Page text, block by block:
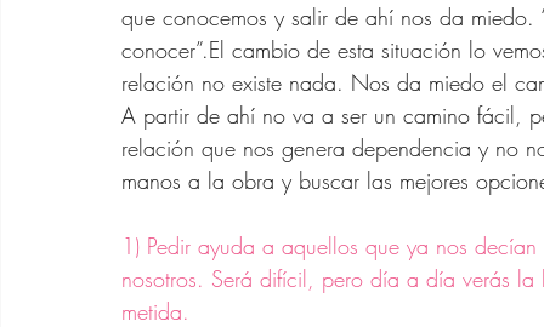
que conocemos y salir de ahí nos da
conocer”.El cambio de esta situación lo
relación no existe nada. Nos da miedo el
A partir de ahí no va a ser un camino fácil,
relación que nos genera dependencia y no
manos a la obra y buscar las mejores
1) Pedir ayuda a aquellos que ya nos
nosotros. Será difícil, pero día a día verás
metida.